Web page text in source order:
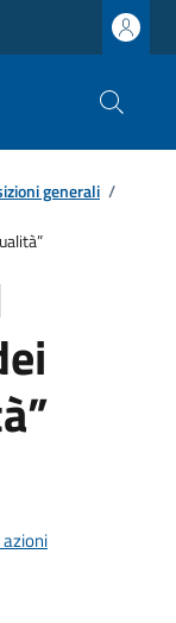
generali /